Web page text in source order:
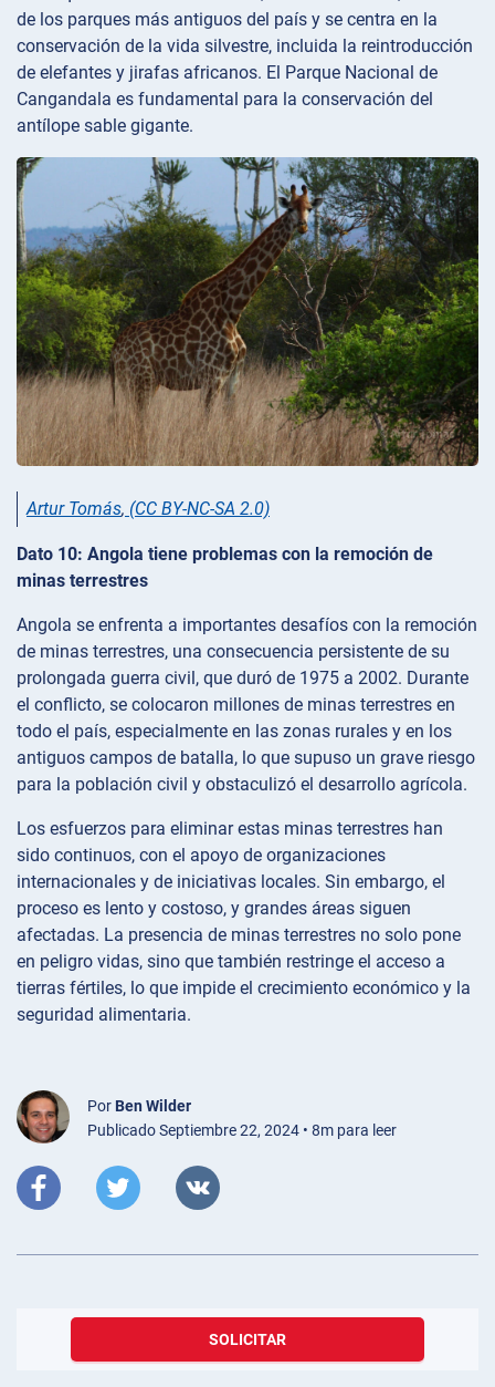
de los parques más antiguos del país y se centra en la
conservación de la vida silvestre, incluida la reintroducción
de elefantes y jirafas africanos. El Parque Nacional de
Cangandala es fundamental para la conservación del
antílope sable gigante.
Artur Tomás, (CC BY-NC-SA 2.0)
Dato 10: Angola tiene problemas con la remoción de
minas terrestres
Angola se enfrenta a importantes desafíos con la remoción
de minas terrestres, una consecuencia persistente de su
prolongada guerra civil, que duró de 1975 a 2002. Durante
el conflicto, se colocaron millones de minas terrestres en
todo el país, especialmente en las zonas rurales y en los
antiguos campos de batalla, lo que supuso un grave riesgo
para la población civil y obstaculizó el desarrollo agrícola.
Los esfuerzos para eliminar estas minas terrestres han
sido continuos, con el apoyo de organizaciones
internacionales y de iniciativas locales. Sin embargo, el
proceso es lento y costoso, y grandes áreas siguen
afectadas. La presencia de minas terrestres no solo pone
en peligro vidas, sino que también restringe el acceso a
tierras fértiles, lo que impide el crecimiento económico y la
seguridad alimentaria.
Por Ben Wilder
Publicado Septiembre 22, 2024 • 8m para leer
SOLICITAR